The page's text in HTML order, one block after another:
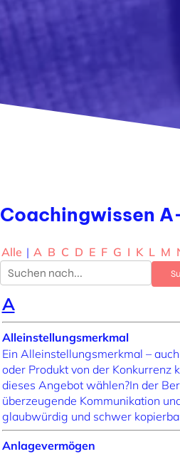
Coachingwissen
Alle | A B C D E F G I K L M
A
Alleinstellungsmerkmal
Ein Alleinstellungsmerkmal –
oder Produkt von der Konkurrenz
dieses Angebot wählen?In der
überzeugende Kommunikation
glaubwürdig und schwer
Anlagevermögen